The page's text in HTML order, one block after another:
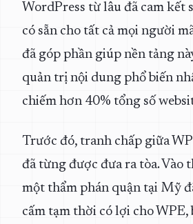
WordPress từ lâu đã cam kết
có sẵn cho tất cả mọi người
đã góp phần giúp nền tảng
quản trị nội dung phổ biến
chiếm hơn 40% tổng số
Trước đó, tranh chấp giữa
đã từng được đưa ra tòa. Vào
một thẩm phán quận tại Mỹ
cấm tạm thời có lợi cho